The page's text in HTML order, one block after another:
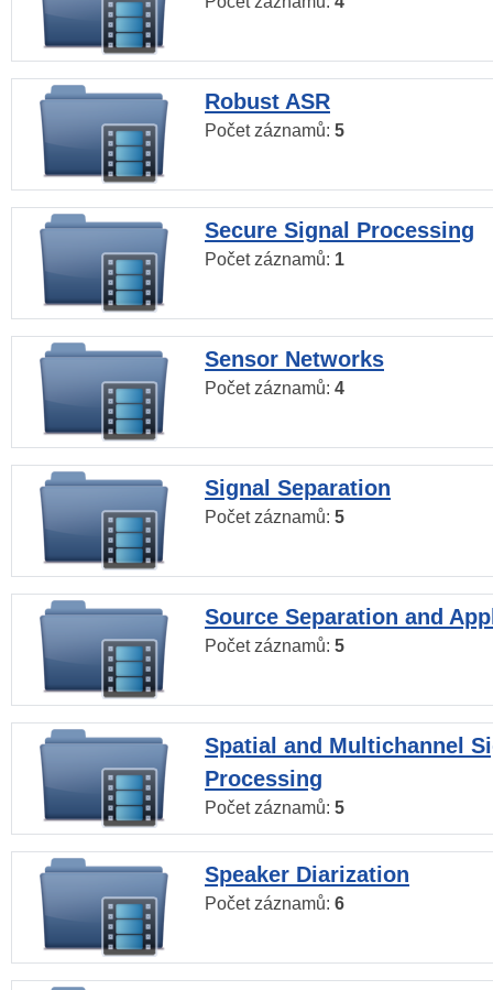
Robust ASR
Počet záznamů: 5
Secure Signal Processing
Počet záznamů: 1
Sensor Networks
Počet záznamů: 4
Signal Separation
Počet záznamů: 5
Source Separation and
Počet záznamů: 5
Spatial and Multichannel
Processing
Počet záznamů: 5
Speaker Diarization
Počet záznamů: 6